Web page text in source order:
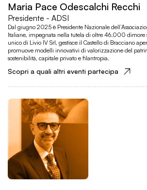
Maria Pace Odescalchi Recchi
Presidente - ADSI
Dal giugno 2025 è Presidente Nazionale
Italiane, impegnata nella tutela di oltre 46.000 dimore
unico di Livio IV Srl, gestisce il Castello di Bracciano
promuove modelli innovativi di valorizzazione del
sostenibilità, capitale privato e filantropia.
Scopri a quali altri eventi partecipa